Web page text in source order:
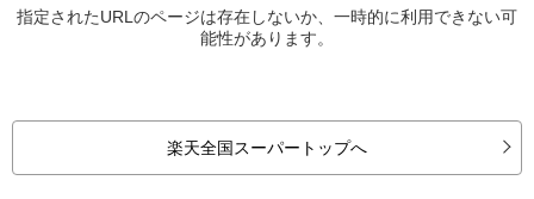
指定されたURLのページは存在しないか、一時的に利用できない可
能性があります。
楽天全国スーパートップへ